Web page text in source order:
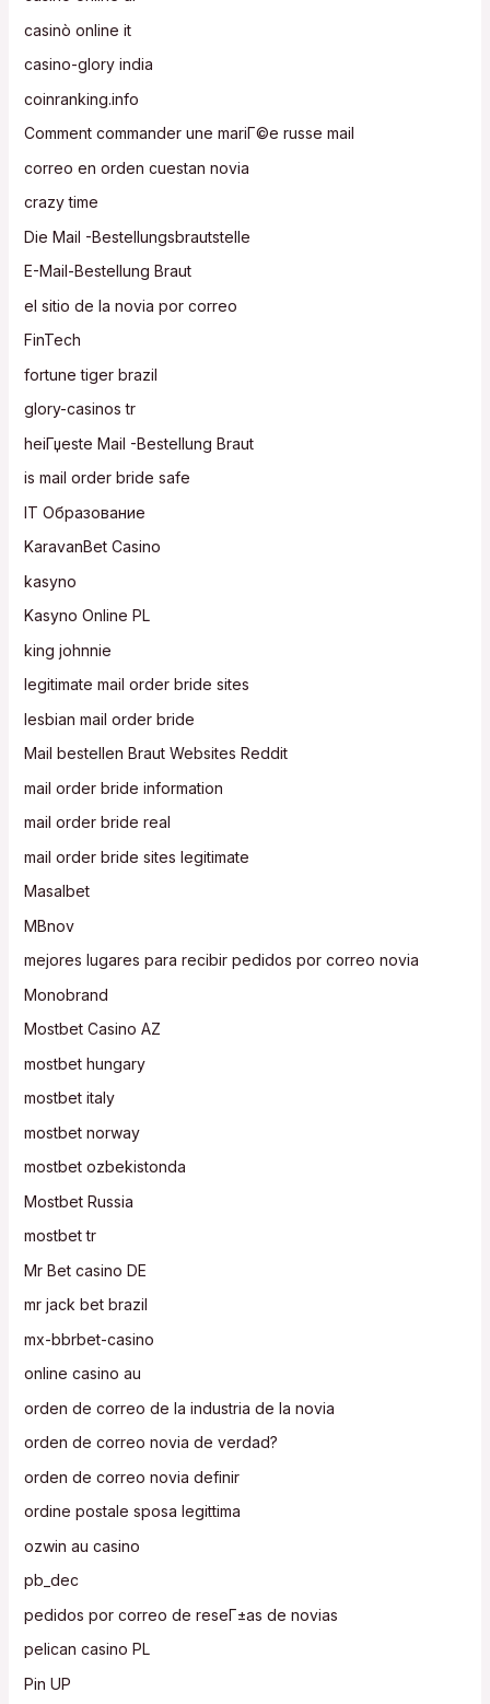
casinò online it
casino-glory india
coinranking.info
Comment commander une mariГ©e russe mail
correo en orden cuestan novia
crazy time
Die Mail -Bestellungsbrautstelle
E-Mail-Bestellung Braut
el sitio de la novia por correo
FinTech
fortune tiger brazil
glory-casinos tr
heiГџeste Mail -Bestellung Braut
is mail order bride safe
IT Образование
KaravanBet Casino
kasyno
Kasyno Online PL
king johnnie
legitimate mail order bride sites
lesbian mail order bride
Mail bestellen Braut Websites Reddit
mail order bride information
mail order bride real
mail order bride sites legitimate
Masalbet
MBnov
mejores lugares para recibir pedidos por correo novia
Monobrand
Mostbet Casino AZ
mostbet hungary
mostbet italy
mostbet norway
mostbet ozbekistonda
Mostbet Russia
mostbet tr
Mr Bet casino DE
mr jack bet brazil
mx-bbrbet-casino
online casino au
orden de correo de la industria de la novia
orden de correo novia de verdad?
orden de correo novia definir
ordine postale sposa legittima
ozwin au casino
pb_dec
pedidos por correo de reseГ±as de novias
pelican casino PL
Pin UP